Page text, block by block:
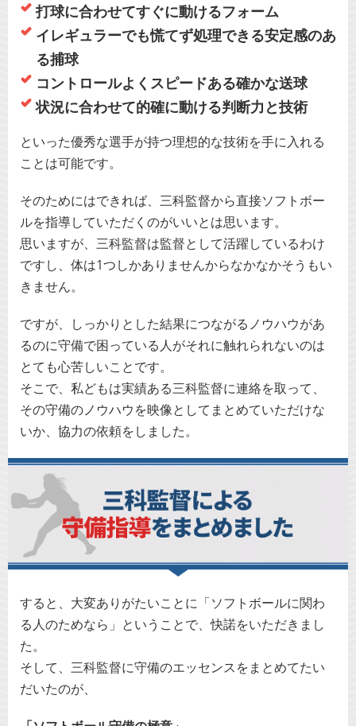
打球に合わせてすぐに動けるフォーム
イレギュラーでも慌てず処理できる安定感のあ
る捕球
コントロールよくスピードある確かな送球
状況に合わせて的確に動ける判断力と技術
といった優秀な選手が持つ理想的な技術を手に入れる
ことは可能です。
そのためにはできれば、三科監督から直接ソフトボー
ルを指導していただくのがいいとは思います。
思いますが、三科監督は監督として活躍しているわけ
ですし、体は1つしかありませんからなかなかそうもい
きません。
ですが、しっかりとした結果につながるノウハウがあ
るのに守備で困っている人がそれに触れられないのは
とても心苦しいことです。
そこで、私どもは実績ある三科監督に連絡を取って、
その守備のノウハウを映像としてまとめていただけな
いか、協力の依頼をしました。
すると、大変ありがたいことに「ソフトボールに関わ
る人のためなら」ということで、快諾をいただきまし
た。
そして、三科監督に守備のエッセンスをまとめてたい
だいたのが、